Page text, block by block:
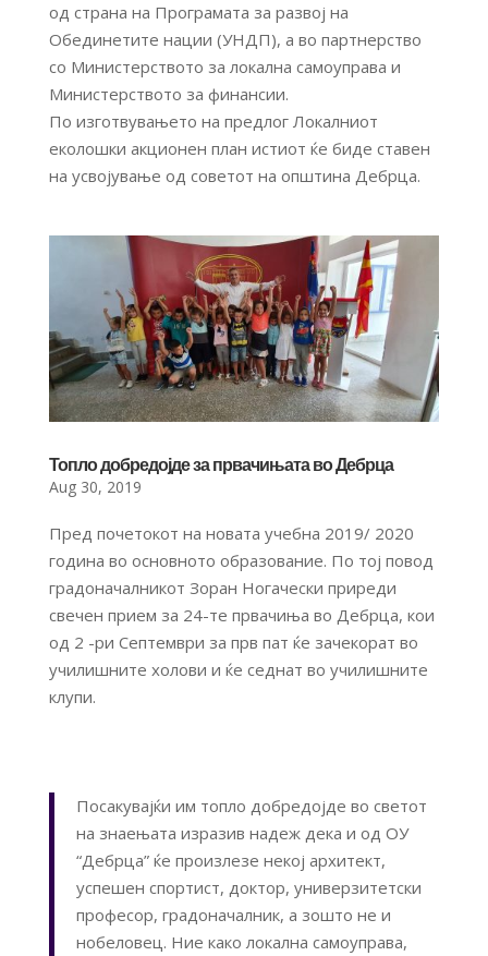
од страна на Програмата за развој на
Обединетите нации (УНДП), а во партнерство
со Министерството за локална самоуправа и
Министерството за финансии.
По изготвувањето на предлог Локалниот
еколошки акционен план истиот ќе биде ставен
на усвојување од советот на општина Дебрца.
Топло добредојде за првачињата во Дебрца
Aug 30, 2019
Пред почетокот на новата учебна 2019/ 2020
година во основното образование. По тој повод
градоначалникот Зоран Ногачески приреди
свечен прием за 24-те првачиња во Дебрца, кои
од 2 -ри Септември за прв пат ќе зачекорат во
училишните холови и ќе седнат во училишните
клупи.
Посакувајќи им топло добредојде во светот
на знаењата изразив надеж дека и од ОУ
“Дебрца” ќе произлезе некој архитект,
успешен спортист, доктор, универзитетски
професор, градоначалник, а зошто не и
нобеловец. Ние како локална самоуправа,